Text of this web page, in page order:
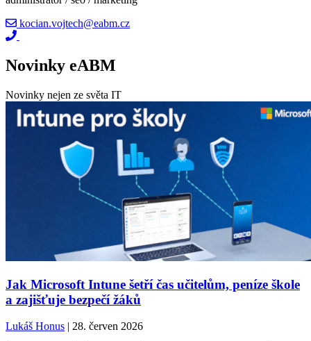
kocian.vojtech@eabm.cz
Novinky eABM
Novinky nejen ze světa IT
Jak Microsoft Intune šetří čas učitelům, peníze škole
a zajišťuje bezpečí žáků
Lukáš Honus | 28. červen 2026